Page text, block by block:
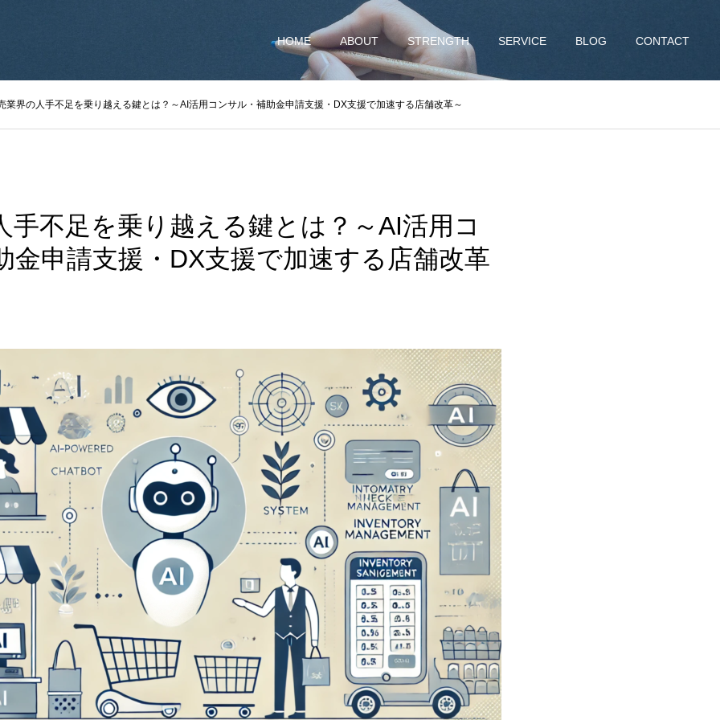
HOME ABOUT STRENGTH SERVICE BLOG CONTACT
業界の人手不足を乗り越える鍵とは？～AI活用コンサル・補助金申請支援・DX支援で加速する店舗改革～
手不足を乗り越える鍵とは？～AI活用コ
金申請支援・DX支援で加速する店舗改革